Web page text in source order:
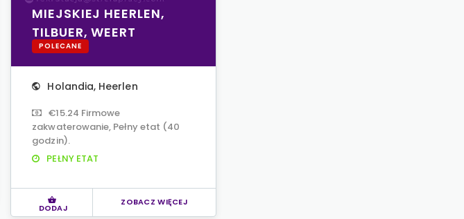
MIEJSKIEJ HEERLEN,
TILBUER, WEERT
POLECANE
Holandia, Heerlen
€15.24 Firmowe
zakwaterowanie, Pełny etat (40
godzin).
PEŁNY ETAT
DODAJ
ZOBACZ WIĘCEJ